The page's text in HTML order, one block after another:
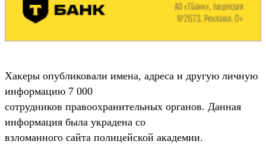
Хакеры опубликовали имена, адреса и другую личную
информацию 7 000
сотрудников правоохранительных органов. Данная
информация была украдена со
взломанного сайта полицейской академии.